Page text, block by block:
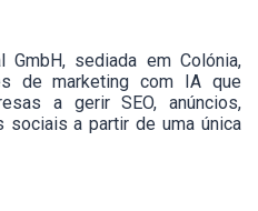
GmbH, sediada em Colónia,
de marketing com IA que
a gerir SEO, anúncios,
sociais a partir de uma única